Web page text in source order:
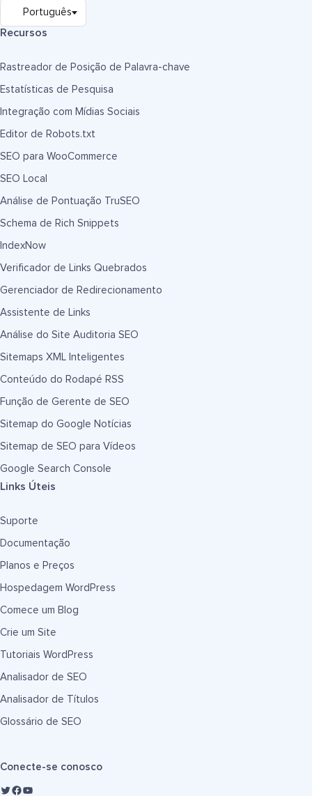
Recursos
Rastreador de Posição de Palavra-chave
Estatísticas de Pesquisa
Integração com Mídias Sociais
Editor de Robots.txt
SEO para WooCommerce
SEO Local
Análise de Pontuação TruSEO
Schema de Rich Snippets
IndexNow
Verificador de Links Quebrados
Gerenciador de Redirecionamento
Assistente de Links
Análise do Site Auditoria SEO
Sitemaps XML Inteligentes
Conteúdo do Rodapé RSS
Função de Gerente de SEO
Sitemap do Google Notícias
Sitemap de SEO para Vídeos
Google Search Console
Links Úteis
Suporte
Documentação
Planos e Preços
Hospedagem WordPress
Comece um Blog
Crie um Site
Tutoriais WordPress
Analisador de SEO
Analisador de Títulos
Glossário de SEO
Conecte-se conosco